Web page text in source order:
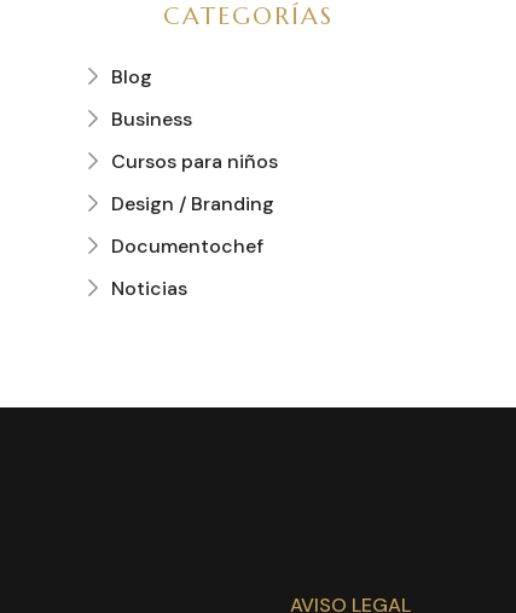
CATEGORÍAS
Blog
Business
Cursos para niños
Design / Branding
Documentochef
Noticias
AVISO LEGAL